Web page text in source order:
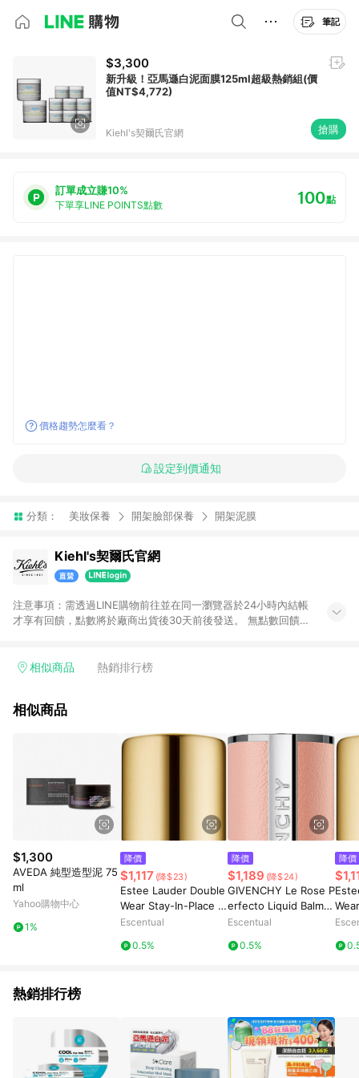
筆記
$3,300
新升級！亞馬遜白泥面膜125ml超級熱銷組(價
值NT$4,772)
Kiehl's契爾氏官網 搶購
訂單成立賺10%
下單享LINE POINTS點數 100點
價格趨勢怎麼看？
設定到價通知
分類： 美妝保養 開架臉部保養 開架泥膜
Kiehl's契爾氏官網
注意事項：需透過LINE購物前往並在同一瀏覽器於24小時內結帳
才享有回饋，點數將於廠商出貨後30天前後發送。 無點數回饋商
相似商品 熱銷排行榜
相似商品
$1,300
AVEDA 純型造型泥 75
ml
Yahoo購物中心
1%
降價
$1,117 (降$23)
Estee Lauder Double
Wear Stay-In-Place Fl
awless Wear Conceal
ep
Escentual
0.5%
降價
$1,189 (降$24)
GIVENCHY Le Rose P
erfecto Liquid Balm 6
ml 011 - Black Pink
Escentual
0.5%
降價
p
熱銷排行榜